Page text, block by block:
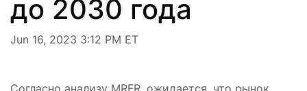
до 2030 года
Jun 16, 2023 3:12 PM ET
Согласно анализу MRFR, ожидается, что рынок